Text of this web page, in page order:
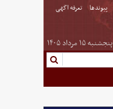
پیوندها تعرفه اگهی
پنجشنبه ۱۵ مرداد ۱۴۰۵